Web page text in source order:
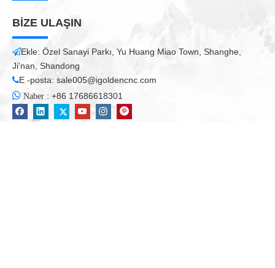
BİZE ULAŞIN
Ekle: Özel Sanayi Parkı, Yu Huang Miao Town, Shanghe,
Ji'nan, Shandong
E -posta: sale005@igoldencnc.com
 Naber : +86 17686618301